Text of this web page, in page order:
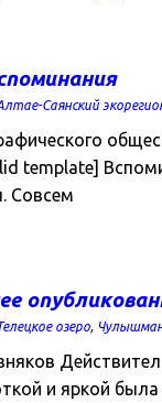
Саянский
template]
Совсем
озеро,
и яркой